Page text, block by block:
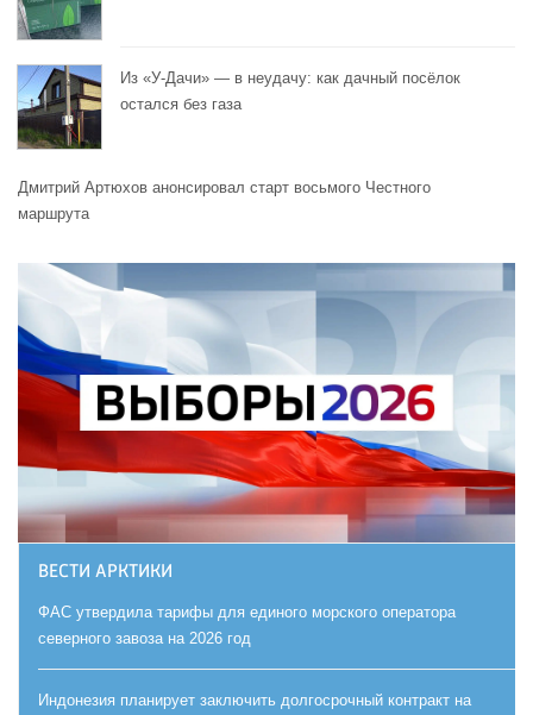
Из «У-Дачи» — в неудачу: как дачный посёлок
остался без газа
Дмитрий Артюхов анонсировал старт восьмого Честного
маршрута
ВЕСТИ АРКТИКИ
ФАС утвердила тарифы для единого морского оператора
северного завоза на 2026 год
Индонезия планирует заключить долгосрочный контракт на